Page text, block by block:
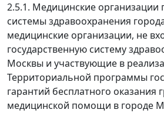
2.5.1. Медицинские организации
системы здравоохранения
медицинские организации, не
государственную систему
Москвы и участвующие в
Территориальной программы
гарантий бесплатного оказания
медицинской помощи в городе